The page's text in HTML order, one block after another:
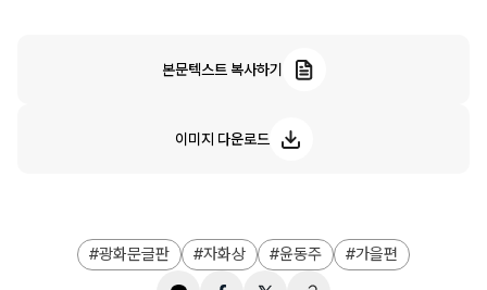
본문텍스트 복사하기
이미지 다운로드
광화문글판 자화상 윤동주 가을편